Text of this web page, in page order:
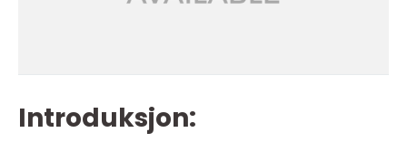
Introduksjon: